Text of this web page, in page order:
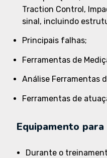
Traction Control,
sinal, incluindo
Principais falhas;
Ferramentas de
Análise Ferramentas
Ferramentas de
Equipamento
Durante o